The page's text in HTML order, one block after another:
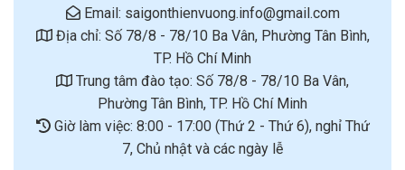
Email: saigonthienvuong.info@gmail.com
Địa chỉ: Số 78/8 - 78/10 Ba Vân, Phường Tân Bình,
TP. Hồ Chí Minh
Trung tâm đào tạo: Số 78/8 - 78/10 Ba Vân,
Phường Tân Bình, TP. Hồ Chí Minh
Giờ làm việc: 8:00 - 17:00 (Thứ 2 - Thứ 6), nghỉ Thứ
7, Chủ nhật và các ngày lễ